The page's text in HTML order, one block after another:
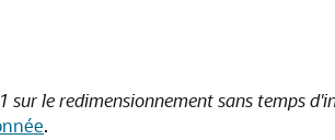
sur le redimensionnement sans temps
.